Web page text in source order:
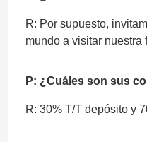
R: Por supuesto,
mundo a visitar nuestra
P: ¿Cuáles son sus
R: 30% T/T depósito y